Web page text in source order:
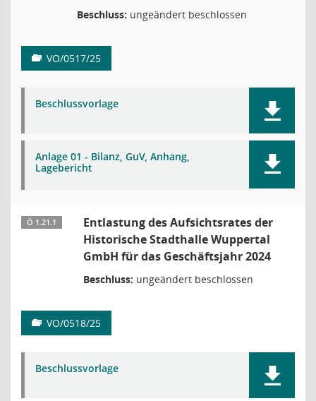
Beschluss: ungeändert beschlossen
VO/0517/25
Beschlussvorlage
Anlage 01 - Bilanz, GuV, Anhang,
Lagebericht
Ö 1.21.1
Entlastung des Aufsichtsrates der
Historische Stadthalle Wuppertal
GmbH für das Geschäftsjahr 2024
Beschluss: ungeändert beschlossen
VO/0518/25
Beschlussvorlage